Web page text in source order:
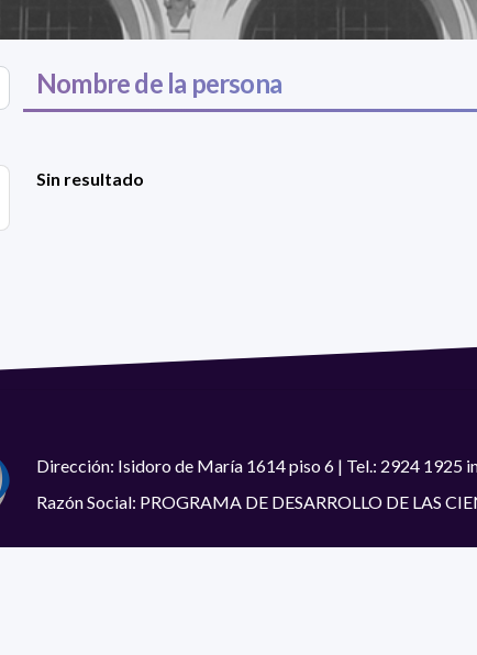
Nombre de la persona
Sin resultado
Dirección: Isidoro de María 1614 piso 6 | Tel.: 2924 1925
Razón Social: PROGRAMA DE DESARROLLO DE LAS